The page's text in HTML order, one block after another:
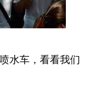
水车，看看我们